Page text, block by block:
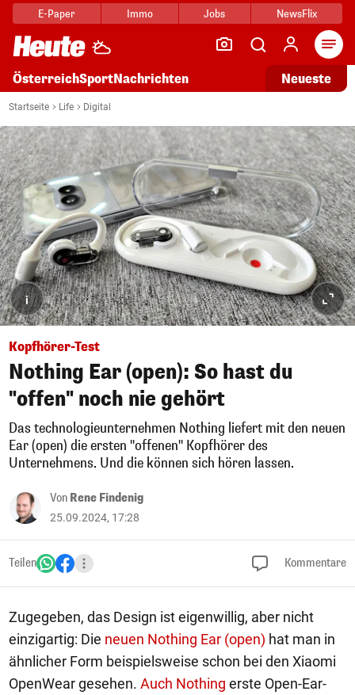
E-Paper Immo Jobs NewsFlix
ÖsterreichSportNachrichten Neueste
Startseite Life Digital
i
Kopfhörer-Test
Nothing Ear (open): So hast du
"offen" noch nie gehört
Das technologieunternehmen Nothing liefert mit den neuen
Ear (open) die ersten "offenen" Kopfhörer des
Unternehmens. Und die können sich hören lassen.
Von Rene Findenig
25.09.2024, 17:28
Teilen Kommentare
Zugegeben, das Design ist eigenwillig, aber nicht
einzigartig: Die neuen Nothing Ear (open) hat man in
ähnlicher Form beispielsweise schon bei den Xiaomi
OpenWear gesehen. Auch Nothing erste Open-Ear-